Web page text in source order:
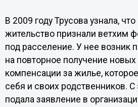
В 2009 году Трусова узнала,
жительство признали ветхим
под расселение. У нее возник
на повторное получение новых
компенсации за жилье,
себя и своих родственников.
подала заявление в